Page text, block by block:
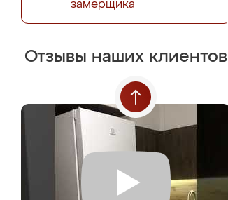
замерщика
Отзывы наших клиентов